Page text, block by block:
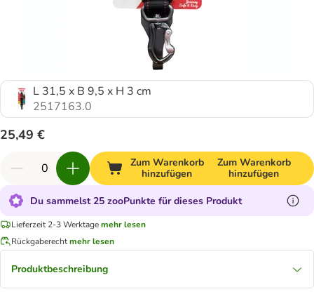
L 31,5 x B 9,5 x H 3 cm
2517163.0
25,49 €
Zum Warenkorb
hinzufügen
Zum Warenkorb
hinzufügen
Du sammelst 25 zooPunkte für dieses Produkt
Lieferzeit 2-3 Werktagemehr lesen
Rückgaberechtmehr lesen
Produktbeschreibung